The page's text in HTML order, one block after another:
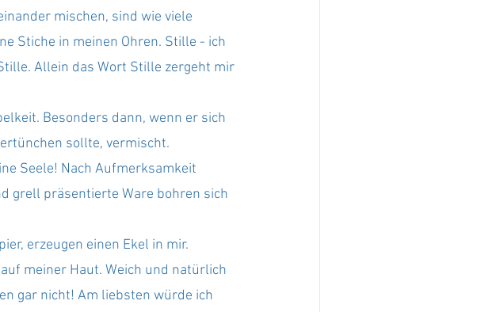
mischen, sind wie viele
Stiche in meinen Ohren. Stille - ich
Allein das Wort Stille zergeht mir
Besonders dann, wenn er sich
sollte, vermischt.
Seele! Nach Aufmerksamkeit
grell präsentierte Ware bohren sich
erzeugen einen Ekel in mir.
meiner Haut. Weich und natürlich
gar nicht! Am liebsten würde ich